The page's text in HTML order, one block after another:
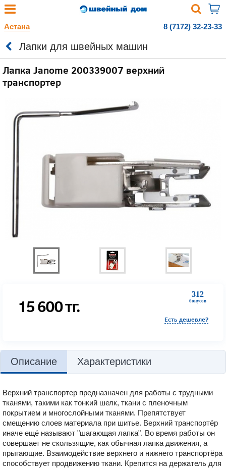
Астана 8 (7172) 32-23-33
Лапки для швейных машин
Лапка Janome 200339007 верхний
транспортер
312
бонусов
15 600тг.
Есть дешевле?
Описание Характеристики
Верхний транспортер предназначен для работы с трудными
тканями, такими как тонкий шелк, ткани с пленочным
покрытием и многослойными тканями. Препятствует
смещению слоев материала при шитье. Верхний транспортёр
иначе ещё называют "шагающая лапка". Во время работы он
совершает не скользящие, как обычная лапка движения, а
прыгающие. Взаимодействие верхнего и нижнего транспортёра
способствует продвижению ткани. Крепится на держатель для